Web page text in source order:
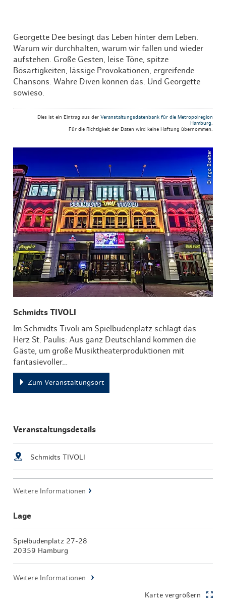
Georgette Dee besingt das Leben hinter dem Leben.
Warum wir durchhalten, warum wir fallen und wieder
aufstehen. Große Gesten, leise Töne, spitze
Bösartigkeiten, lässige Provokationen, ergreifende
Chansons. Wahre Diven können das. Und Georgette
sowieso.
Dies ist ein Eintrag aus der Veranstaltungsdatenbank für die Metropolregion
Hamburg.
Für die Richtigkeit der Daten wird keine Haftung übernommen.
© Ingo Boelter
Schmidts TIVOLI
Im Schmidts Tivoli am Spielbudenplatz schlägt das
Herz St. Paulis: Aus ganz Deutschland kommen die
Gäste, um große Musiktheaterproduktionen mit
fantasievoller…
Zum Veranstaltungsort
Veranstaltungsdetails
Schmidts TIVOLI
Weitere Informationen
Lage
Spielbudenplatz 27-28
20359 Hamburg
Weitere Informationen
Karte vergrößern